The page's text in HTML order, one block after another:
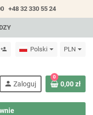
+48 32 330 55 24
person_add Polski PLN
person Zaloguj
0
0,00 zł